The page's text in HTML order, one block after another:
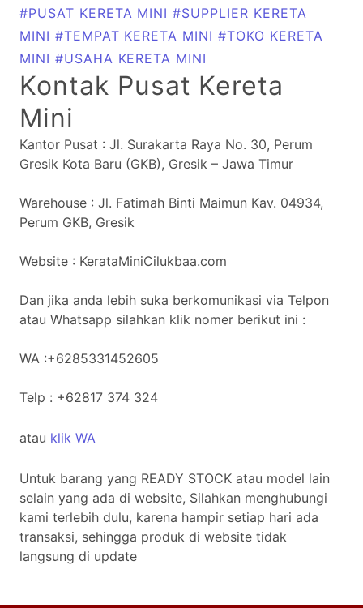
#PUSAT KERETA MINI#SUPPLIER KERETA
MINI #TEMPAT KERETA MINI#TOKO KERETA
MINI #USAHA KERETA MINI
Kontak Pusat Kereta
Mini
Kantor Pusat : Jl. Surakarta Raya No. 30, Perum
Gresik Kota Baru (GKB), Gresik – Jawa Timur
Warehouse : Jl. Fatimah Binti Maimun Kav. 04934,
Perum GKB, Gresik
Website : KerataMiniCilukbaa.com
Dan jika anda lebih suka berkomunikasi via Telpon
atau Whatsapp silahkan klik nomer berikut ini :
WA :+6285331452605
Telp : +62817 374 324
atau klik WA
Untuk barang yang READY STOCK atau model lain
selain yang ada di website, Silahkan menghubungi
kami terlebih dulu, karena hampir setiap hari ada
transaksi, sehingga produk di website tidak
langsung di update